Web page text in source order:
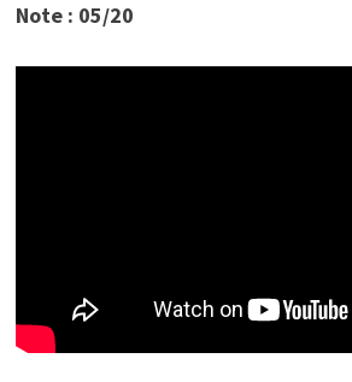
Note : 05/20